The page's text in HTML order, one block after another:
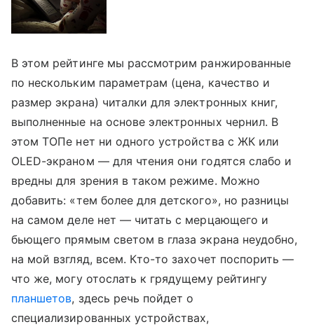
В этом рейтинге мы рассмотрим ранжированные
по нескольким параметрам (цена, качество и
размер экрана) читалки для электронных книг,
выполненные на основе электронных чернил. В
этом ТОПе нет ни одного устройства с ЖК или
OLED-экраном — для чтения они годятся слабо и
вредны для зрения в таком режиме. Можно
добавить: «тем более для детского», но разницы
на самом деле нет — читать с мерцающего и
бьющего прямым светом в глаза экрана неудобно,
на мой взгляд, всем. Кто-то захочет поспорить —
что же, могу отослать к грядущему рейтингу
планшетов, здесь речь пойдет о
специализированных устройствах,